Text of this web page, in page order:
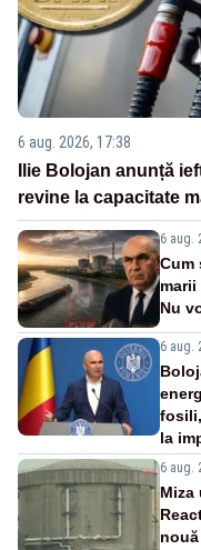
6 aug. 2026, 17:38
Ilie Bolojan anunță
revine la capacitate
6 aug.
Cum
Nu
6 aug.
la
6 aug.
Miza